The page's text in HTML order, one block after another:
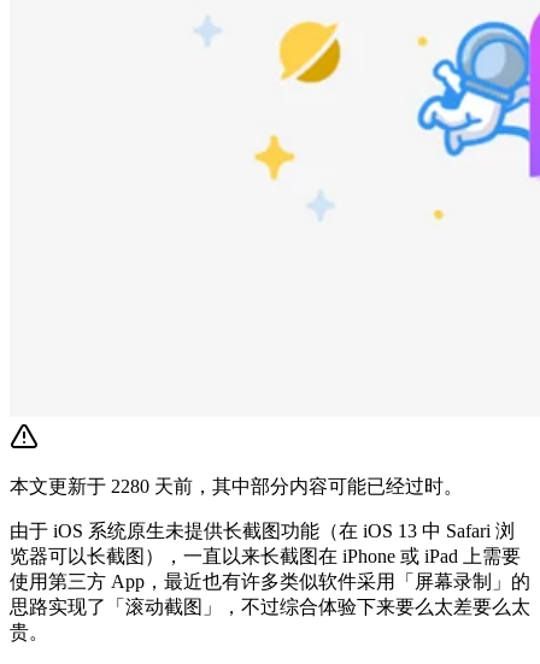
本文更新于 2280 天前，其中部分内容可能已经过时。
由于 iOS 系统原生未提供长截图功能（在 iOS 13 中 Safari 浏
览器可以长截图），一直以来长截图在 iPhone 或 iPad 上需要
使用第三方 App，最近也有许多类似软件采用「屏幕录制」的
思路实现了「滚动截图」，不过综合体验下来要么太差要么太
贵。